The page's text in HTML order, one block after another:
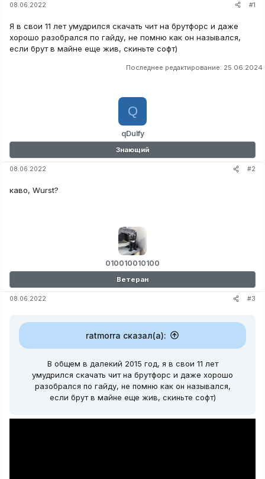
08.06.2022 #1
Я в свои 11 лет умудрился скачать чит на брутфорс и даже
хорошо разобрался по гайду, не помню как он назывался,
если брут в майне еще жив, скиньте софт)
Последнее редактирование: 25.06.2024
qDulfy
Q
Знающий
08.06.2022 #2
каво, Wurst?
010010010100
Ветеран
08.06.2022 #3
ratmorra сказал(а):
В общем в далекий 2015 год, я в свои 11 лет
умудрился скачать чит на брутфорс и даже хорошо
разобрался по гайду, не помню как он назывался,
если брут в майне еще жив, скиньте софт)